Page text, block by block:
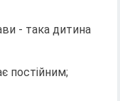
- така дитина
постійним;